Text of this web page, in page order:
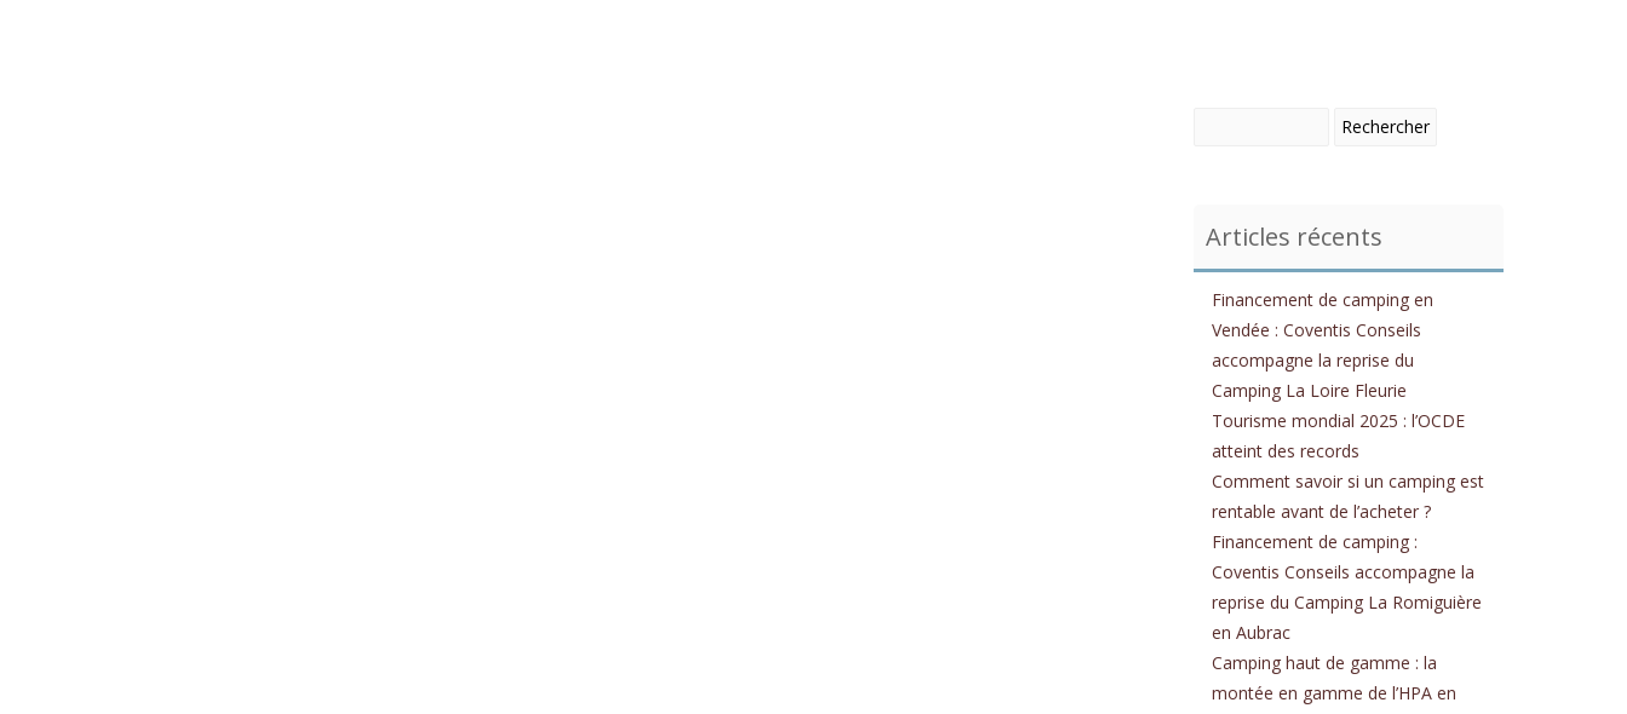
Articles récents
Financement de camping en
Vendée : Coventis Conseils
accompagne la reprise du
Camping La Loire Fleurie
Tourisme mondial 2025 : l’OCDE
atteint des records
Comment savoir si un camping est
rentable avant de l’acheter ?
Financement de camping :
Coventis Conseils accompagne la
reprise du Camping La Romiguière
en Aubrac
Camping haut de gamme : la
montée en gamme de l’HPA en